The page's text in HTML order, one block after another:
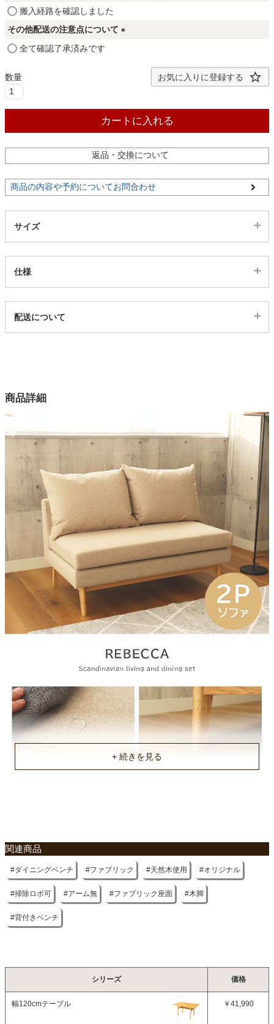
ラグ
キッチン用品
ガーデン
搬入経路を確認しました
その他配送の注意点について
全て確認了承済みです
お気に入りに登録する
カートに入れる
返品・交換について
商品の内容や予約についてお問合わせ
サイズ
仕様
3200315
1色
脚
天然木
張地
ポリエステル
梱包サイズ
約120ｘ70ｘ82(cm)
梱包重量
約24kg
商品重量
約20kg
原産国
配送について
商品詳細
関連商品
ダイニングベンチ ファブリック 天然木使用 オリジナル
掃除ロボ可 アーム無 ファブリック座面 木脚
背付きベンチ
シリーズ 価格
幅120cmテーブル ￥41,990